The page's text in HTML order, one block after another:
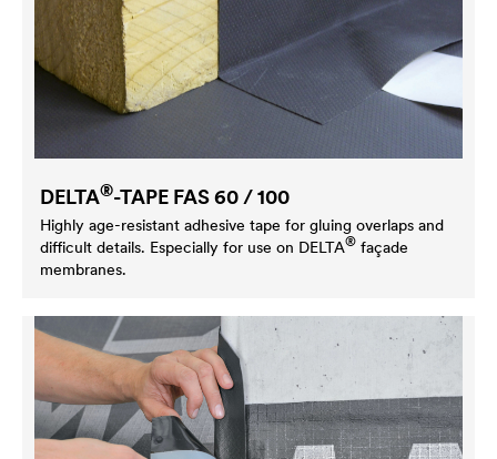
DELTA®-TAPE FAS 60 / 100
Highly age-resistant adhesive tape for gluing overlaps and
difficult details. Especially for use on DELTA® façade
membranes.